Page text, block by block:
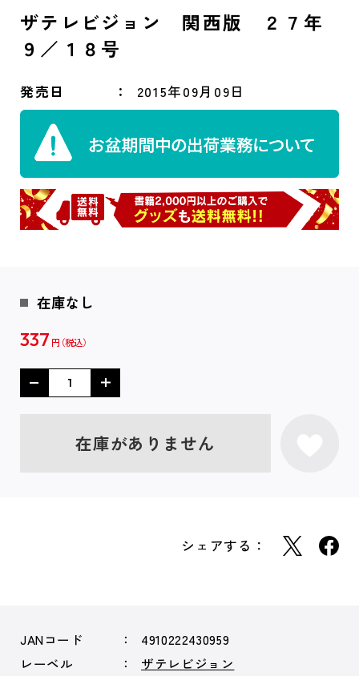
ザテレビジョン 関西版 ２７年
９／１８号
発売日 2015年09月09日
在庫なし
337 円
在庫がありません
シェアする：
JANコード
4910222430959
レーベル
ザテレビジョン